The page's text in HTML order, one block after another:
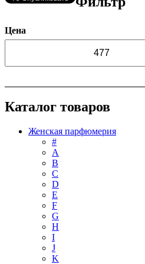
Цена
Каталог товаров
Женская парфюмерия
#
А
B
C
D
E
F
G
H
I
J
K